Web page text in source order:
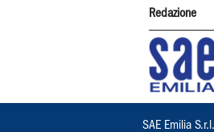
Redazione
SAE Emilia